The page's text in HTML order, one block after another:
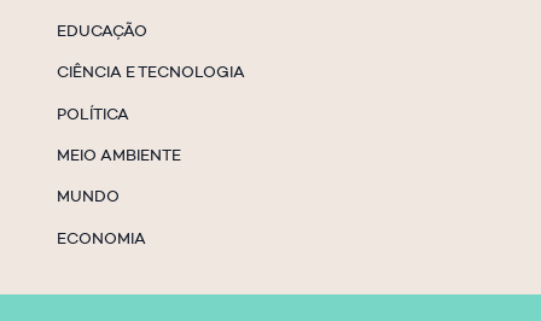
EDUCAÇÃO
CIÊNCIA E TECNOLOGIA
POLÍTICA
MEIO AMBIENTE
MUNDO
ECONOMIA